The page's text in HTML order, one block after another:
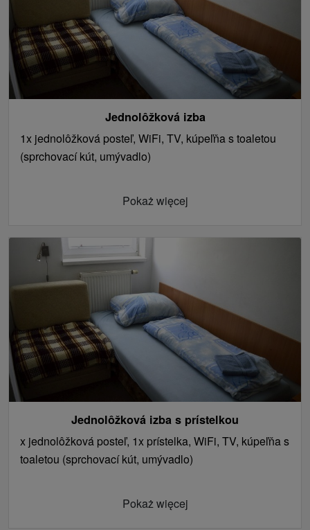
Jednolôžková izba
1x jednolôžková posteľ, WiFi, TV, kúpeľňa s toaletou
(sprchovací kút, umývadlo)
Pokaż więcej
Jednolôžková izba s prístelkou
x jednolôžková posteľ, 1x prístelka, WiFi, TV, kúpeľňa s
toaletou (sprchovací kút, umývadlo)
Pokaż więcej